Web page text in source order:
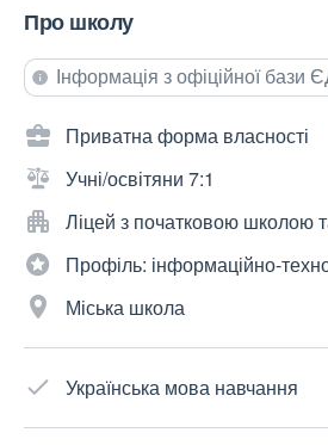
Про школу
Інформація з офіційної бази
Приватна форма власності
Учні/освітяни 7:1
Ліцей з початковою школою
Профіль: інформаційно-
Міська школа
Українська мова навчання